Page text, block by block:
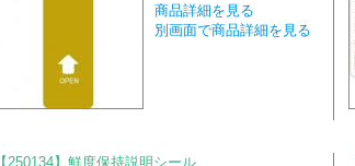
商品詳細を見る
別画面で商品詳細を見る
【250134】鮮度保持説明シール